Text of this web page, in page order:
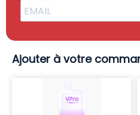
Ajouter à votre